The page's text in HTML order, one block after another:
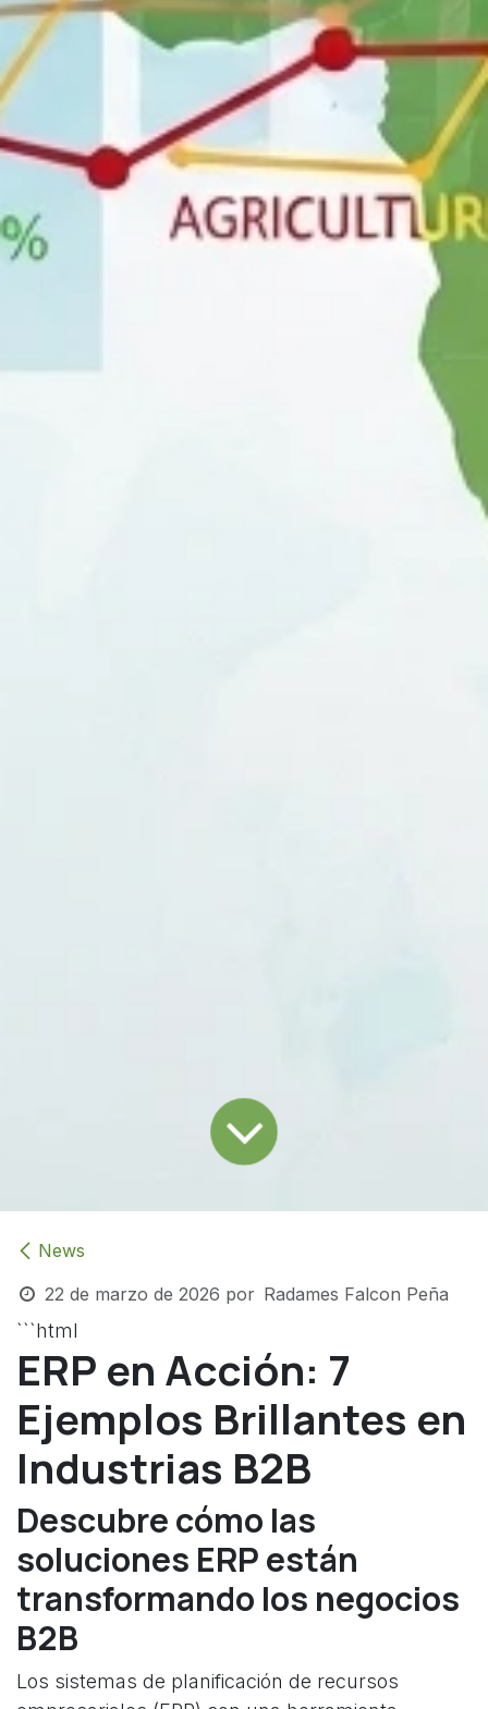
News
22 de marzo de 2026 por Radames Falcon Peña
```html
ERP en Acción: 7
Ejemplos Brillantes en
Industrias B2B
Descubre cómo las
soluciones ERP están
transformando los negocios
B2B
Los sistemas de planificación de recursos